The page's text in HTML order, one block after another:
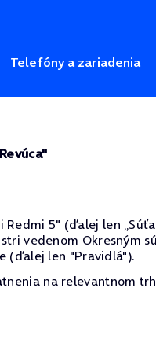
Telefóny a zariadenia
5" (ďalej len
vedenom Okresným
(ďalej len "Pravidlá").
na relevantnom